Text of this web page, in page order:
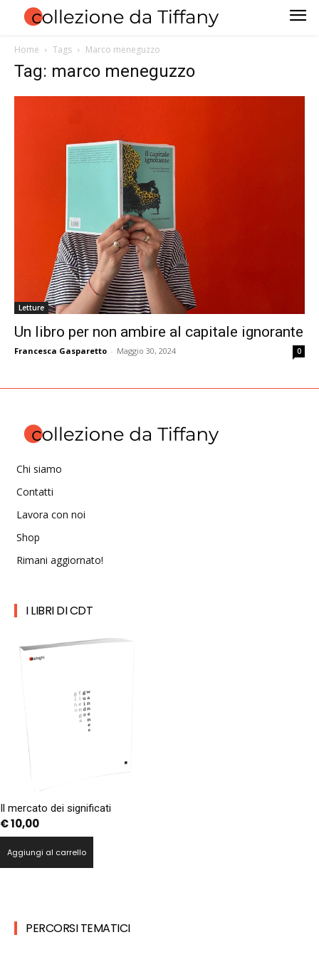
Home Tags Marco meneguzzo
Tag: marco meneguzzo
Letture
Un libro per non ambire al capitale ignorante
Francesca Gasparetto - Maggio 30, 2024 0
Chi siamo
Contatti
Lavora con noi
Shop
Rimani aggiornato!
I LIBRI DI CDT
Il mercato dei significati
€10,00
Aggiungi al carrello
PERCORSI TEMATICI